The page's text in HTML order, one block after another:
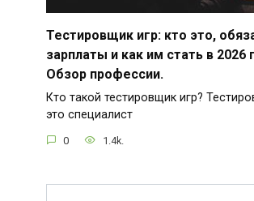
Тестировщик игр: кто это,
зарплаты и как им стать в 2026
Обзор профессии.
Кто такой тестировщик игр?
это специалист
0 1.4k.